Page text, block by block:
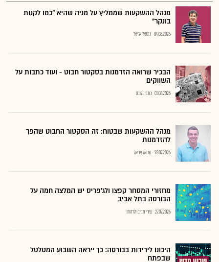
מנהל ההשקעות שממליץ על מניה שהיא "כמו לקנות
בונקר"
04.08.2026 נתנאל אריאל
הבכיר שרואה הזדמנות בסקטור חבוט - ועוד כתבות על
השווקים
01.08.2026 כתבי גלובס
מנהל ההשקעות שבטוח: זה הסקטור החבוט שהפך
להזדמנות
28.07.2026 נתנאל אריאל
מחזורי המסחר קפצו ולג'פריס יש המלצה חמה על
הבורסה בתל אביב
27.07.2026 שירי חביב-ולדהורן
היכונו לירידות בבורסה: כך ייראה השבוע המטלטל
שבפתח